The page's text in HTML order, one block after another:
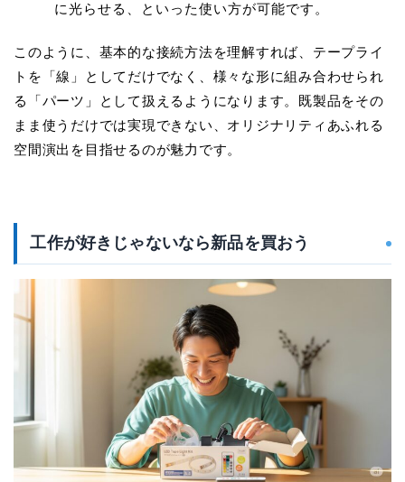
に光らせる、といった使い方が可能です。
このように、基本的な接続方法を理解すれば、テープライ
トを「線」としてだけでなく、様々な形に組み合わせられ
る「パーツ」として扱えるようになります。 既製品をその
まま使うだけでは実現できない、オリジナリティあふれる
空間演出 を目指せるのが魅力です。
工作が好きじゃないなら新品を買おう